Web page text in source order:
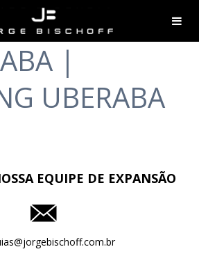
|
UBERABA
EQUIPE DE EXPANSÃO